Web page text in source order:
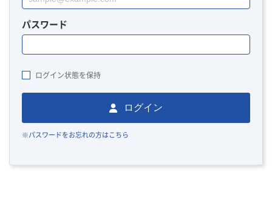
パスワード
ログイン状態を保持
ログイン
※パスワードをお忘れの方はこちら